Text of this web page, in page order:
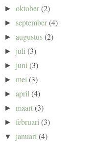
►oktober(2)
► september(4)
►augustus(2)
► juli(3)
► juni(3)
►mei(3)
►april(4)
►maart(3)
►februari(3)
▼ januari(4)